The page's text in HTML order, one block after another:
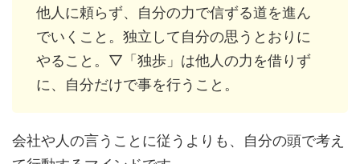
他人に頼らず、自分の力で信ずる道を進ん
でいくこと。独立して自分の思うとおりに
やること。▽「独歩」は他人の力を借りず
に、自分だけで事を行うこと。
会社や人の言うことに従うよりも、自分の頭で考え